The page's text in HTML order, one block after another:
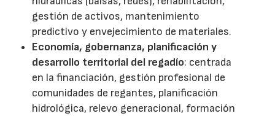
gestión de activos, mantenimiento
predictivo y envejecimiento de materiales.
Economía, gobernanza, planificación y
desarrollo territorial del regadío: centrada
en la financiación, gestión profesional de
comunidades de regantes, planificación
hidrológica, relevo generacional, formación